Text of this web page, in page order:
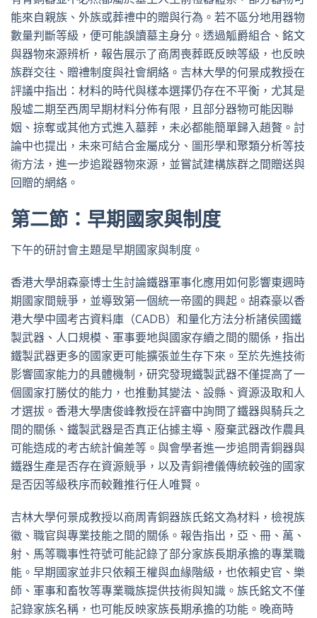
能來自親族、外族或葬禮中的贈與行為。若不區分地用器物
數量判斷等級，便可能誤讀墓主身分。透過觚爵組合、銘文
與器物來源辨析，報告展示了商周喪葬既反映等級，也反映
族群交往、贈禮制度與社會網絡。吉林大學的何景成教授在
評議中指出：材料的時代與樣本選擇仍存在不平衡，尤其是
殷墟二期至西周早期材料分佈有限，且部分器物可能因聯
姻、掠奪或其他方式進入墓葬，未必都能簡單歸入趙贅。討
論中也提出，未來可結合金屬成分、圖形學和聚類分析等技
術方法，進一步追蹤器物來源，並嘗試建構族群之間贈送與
回贈的網絡。
第二節：早期國家與制度
下午的研討會主題是早期國家與制度。
香港大學胡森豪博士生討論鐵器軍事化應用如何影響東週時
期國家間競爭，並導致第一個統一帝國的興起。胡森豪以香
港大學中國考古資料庫（CADB）和量化方法分析諸侯國鐵
製武器、人口規模、軍事要地與國家存續之間的關係，指出
鐵製武器更多的國家更可能擴張並生存下來。至於先進技術
影響國家能力的具體機制，研究發現鐵製武器不僅提高了一
個國家打勝仗的能力，也推動其變法、設縣、資源汲取和人
才選拔。香港大學唐俊峰教授在評審中詢問了鐵器與騎兵之
間的關係、鐵製武器是否真正佔據主導、廢棄武器改作農具
可能造成的考古統計偏差等。與會學者進一步追問青銅器與
鐵器生產是否存在資源競爭，以及青銅禮儀傳統較強的國家
是否因等級秩序而較難推行任人唯賢。
吉林大學何景成教授以商周青銅器族氏銘文為材料，檢視族
徽、職官與專業技能之間的關係。報告指出，亞、冊、萬、
射、馬等職事性符號可能記錄了部分家族長期承擔的專業職
能。早期國家並非只依賴王權與血緣階級，也依賴史官、樂
師、軍事和畜牧等專業職族提供技術與知識。族氏銘文不僅
記錄家族名稱，也可能反映家族長期承擔的功能。晚商時